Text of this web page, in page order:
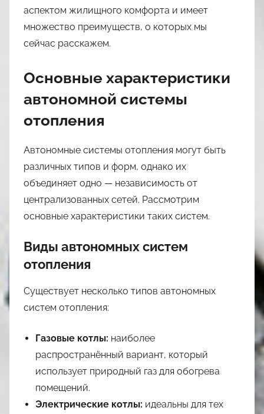
3
9
аспектом жилищного комфорта и имеет
множество преимуществ, о которых мы
сейчас расскажем.
Основные характеристики
автономной системы
отопления
Автономные системы отопления могут быть
различных типов и форм, однако их
объединяет одно — независимость от
централизованных сетей. Рассмотрим
основные характеристики таких систем.
Виды автономных систем
отопления
Существует несколько типов автономных
систем отопления:
Газовые котлы: наиболее
распространённый вариант, который
использует природный газ для обогрева
помещений.
Электрические котлы: идеальны для тех